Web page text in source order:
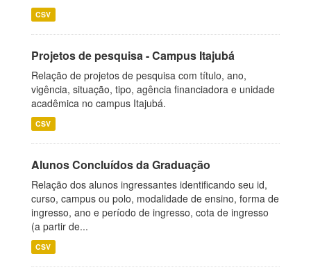
CSV
Projetos de pesquisa - Campus Itajubá
Relação de projetos de pesquisa com título, ano,
vigência, situação, tipo, agência financiadora e unidade
acadêmica no campus Itajubá.
CSV
Alunos Concluídos da Graduação
Relação dos alunos ingressantes identificando seu id,
curso, campus ou polo, modalidade de ensino, forma de
ingresso, ano e período de ingresso, cota de ingresso
(a partir de...
CSV